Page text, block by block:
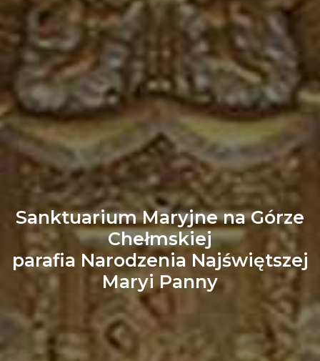
Sanktuarium Maryjne na Górze
Chełmskiej
parafia Narodzenia Najświętszej
Maryi Panny